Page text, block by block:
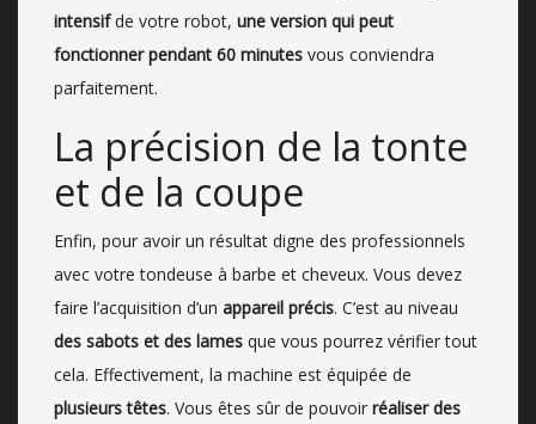
intensifde votre robot, une version qui peut
fonctionner pendant 60 minutes vous conviendra
parfaitement.
La précision de la tonte
et de la coupe
Enfin, pour avoir un résultat digne des professionnels
avec votre tondeuse à barbe et cheveux. Vous devez
faire l’acquisition d’un appareil précis. C’est au niveau
des sabots et des lames que vous pourrez vérifier tout
cela. Effectivement, la machine est équipée de
plusieurs têtes. Vous êtes sûr de pouvoir réaliser des